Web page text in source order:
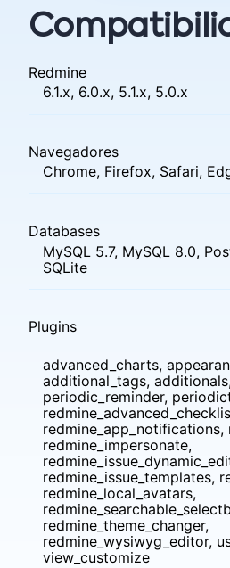
Redmine
6.1.x, 6.0.x, 5.1.x, 5.0.x
Navegadores
Chrome, Firefox, Safari,
Databases
MySQL 5.7, MySQL 8.0,
SQLite
Plugins
advanced_charts,
additional_tags,
periodic_reminder,
redmine_app_notifications,
redmine_impersonate,
redmine_issue_templates,
redmine_local_avatars,
redmine_theme_changer,
redmine_wysiwyg_editor,
view_customize